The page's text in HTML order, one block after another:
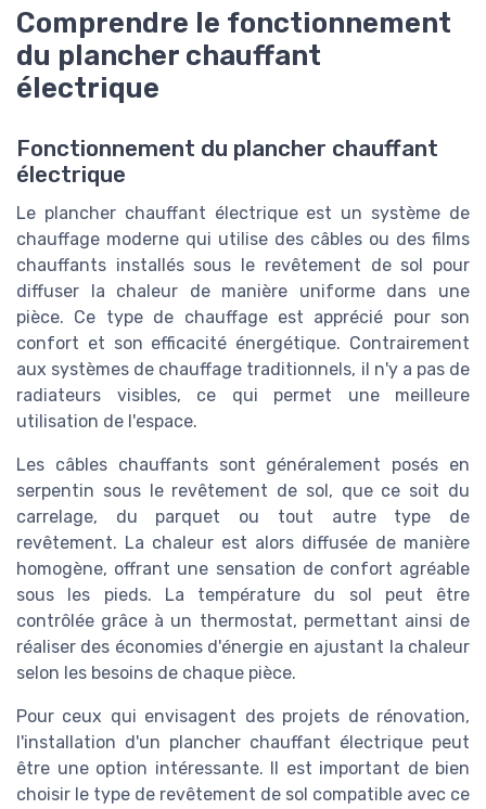
Comprendre le fonctionnement
du plancher chauffant
électrique
Fonctionnement du plancher chauffant
électrique
Le plancher chauffant électrique est un système de
chauffage moderne qui utilise des câbles ou des films
chauffants installés sous le revêtement de sol pour
diffuser la chaleur de manière uniforme dans une
pièce. Ce type de chauffage est apprécié pour son
confort et son efficacité énergétique. Contrairement
aux systèmes de chauffage traditionnels, il n'y a pas de
radiateurs visibles, ce qui permet une meilleure
utilisation de l'espace.
Les câbles chauffants sont généralement posés en
serpentin sous le revêtement de sol, que ce soit du
carrelage, du parquet ou tout autre type de
revêtement. La chaleur est alors diffusée de manière
homogène, offrant une sensation de confort agréable
sous les pieds. La température du sol peut être
contrôlée grâce à un thermostat, permettant ainsi de
réaliser des économies d'énergie en ajustant la chaleur
selon les besoins de chaque pièce.
Pour ceux qui envisagent des projets de rénovation,
l'installation d'un plancher chauffant électrique peut
être une option intéressante. Il est important de bien
choisir le type de revêtement de sol compatible avec ce